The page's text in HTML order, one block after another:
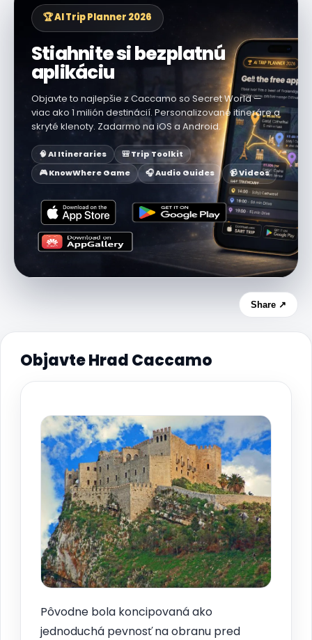
🏆 AI Trip Planner 2026
Stiahnite si bezplatnú
aplikáciu
Objavte to najlepšie z Caccamo so Secret World —
viac ako 1 milión destinácií. Personalizované itineráre a
skryté klenoty. Zadarmo na iOS a Android.
🧠 AI Itineraries
🎒 Trip Toolkit
🎮 KnowWhere Game
🎧 Audio Guides 📹 Videos
Share ↗
Objavte Hrad Caccamo
Pôvodne bola koncipovaná ako
jednoduchá pevnosť na obranu pred